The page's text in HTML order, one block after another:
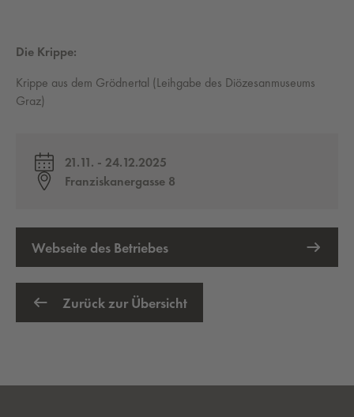
Die Krippe:
Krippe aus dem Grödnertal (Leihgabe des Diözesanmuseums
Graz)
21.11. - 24.12.2025
Franziskanergasse 8
Webseite des Betriebes
Externer Link öffnet eine neue Registerkarte
Zurück zur Übersicht